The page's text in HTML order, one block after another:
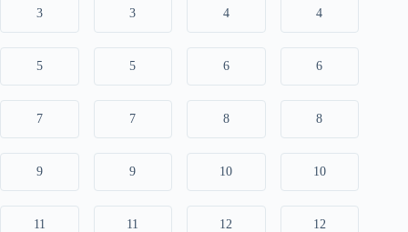
3 3 4 4
5 5 6 6
7 7 8 8
9 9 10 10
11 11 12 12